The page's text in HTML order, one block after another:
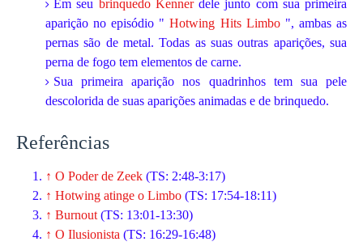
Em seu brinquedo Kennerdele junto com sua primeira
aparição no episódio "Hotwing Hits Limbo", ambas as
pernas são de metal. Todas as suas outras aparições, sua
perna de fogo tem elementos de carne.
Sua primeira aparição nos quadrinhos tem sua pele
descolorida de suas aparições animadas e de brinquedo.
Referências
↑ O Poder de Zeek (TS: 2:48-3:17)
↑ Hotwing atinge o Limbo (TS: 17:54-18:11)
↑ Burnout (TS: 13:01-13:30)
↑ O Ilusionista (TS: 16:29-16:48)